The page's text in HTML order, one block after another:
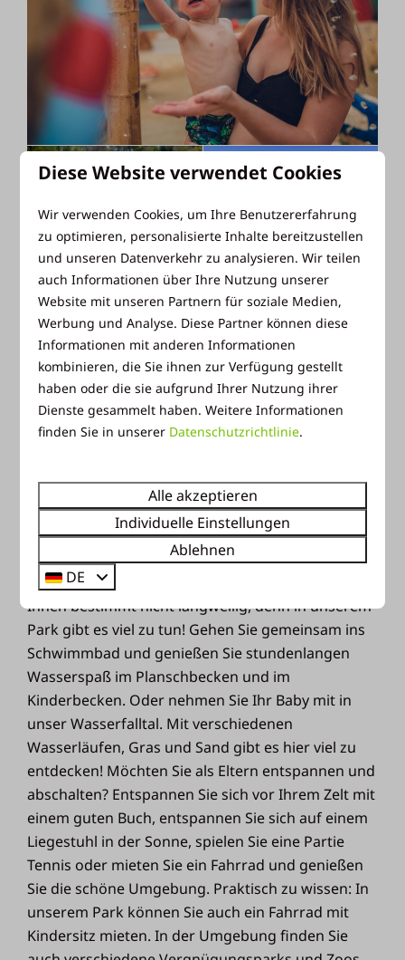
Entdecken Sie die
kinderfreundlichen
Einrichtungen
Während Ihres Urlaubs mit Ihrem Baby wird es
Ihnen bestimmt nicht langweilig, denn in unserem
Park gibt es viel zu tun! Gehen Sie gemeinsam ins
Schwimmbad und genießen Sie stundenlangen
Wasserspaß im Planschbecken und im
Kinderbecken. Oder nehmen Sie Ihr Baby mit in
unser Wasserfalltal. Mit verschiedenen
Wasserläufen, Gras und Sand gibt es hier viel zu
entdecken! Möchten Sie als Eltern entspannen und
abschalten? Entspannen Sie sich vor Ihrem Zelt mit
einem guten Buch, entspannen Sie sich auf einem
Liegestuhl in der Sonne, spielen Sie eine Partie
Tennis oder mieten Sie ein Fahrrad und genießen
Sie die schöne Umgebung. Praktisch zu wissen: In
unserem Park können Sie auch ein Fahrrad mit
Kindersitz mieten. In der Umgebung finden Sie
Diese Website verwendet Cookies
Wir verwenden Cookies, um Ihre Benutzererfahrung
zu optimieren, personalisierte Inhalte bereitzustellen
und unseren Datenverkehr zu analysieren. Wir teilen
auch Informationen über Ihre Nutzung unserer
Website mit unseren Partnern für soziale Medien,
Werbung und Analyse. Diese Partner können diese
Informationen mit anderen Informationen
kombinieren, die Sie ihnen zur Verfügung gestellt
haben oder die sie aufgrund Ihrer Nutzung ihrer
Dienste gesammelt haben. Weitere Informationen
finden Sie in unserer Datenschutzrichtlinie.
Alle akzeptieren
Individuelle Einstellungen
Ablehnen
DE